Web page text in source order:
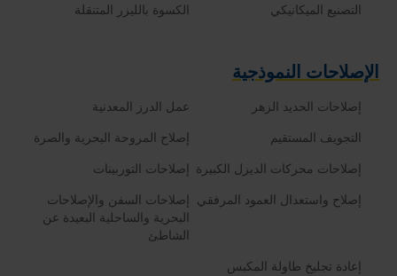
التصنيع الميكانيكي
الكسوة بالليزر المتنقلة
الإصلاحات النموذجية
إصلاحات الحديد الزهر
عمل الدرز المعدنية
التجويف المستقيم
إصلاح المروحة البحرية والصرة
إصلاحات محركات الديزل الكبيرة إصلاحات التوربينات
إصلاح واستعدال العمود المرفقي إصلاحات السفن والإصلاحات
البحرية والساحلية البعيدة عن
الشاطئ
إعادة تجليخ طاولة المكبس